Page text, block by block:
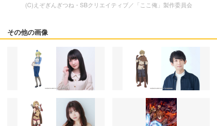
(C)えぞぎんぎつね・SBクリエイティブ／「ここ俺」製作委員会
その他の画像